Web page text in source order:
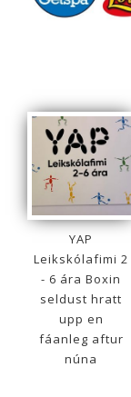
YAP
Leikskólafimi 2
- 6 ára Boxin
seldust hratt
upp en
fáanleg aftur
núna